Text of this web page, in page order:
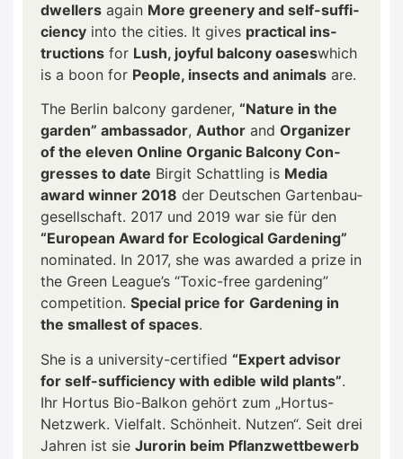
dwel­lers again More gree­n­ery and self-suf­fi­
ci­en­cy into the cities. It gives prac­ti­cal ins­
truc­tions for Lush, joyful bal­c­o­ny oaseswhich
is a boon for Peo­p­le, insects and ani­mals are.
The Ber­lin bal­c­o­ny gar­de­ner, “Natu­re in the
gar­den” ambassa­dor, Aut­hor and Orga­ni­zer
of the ele­ven Online Orga­nic Bal­c­o­ny Con­
gres­ses to date Bir­git Schatt­ling is Media
award win­ner 2018 der Deut­schen Gar­ten­bau­
ge­sell­schaft. 2017 und 2019 war sie für den
“Euro­pean Award for Eco­lo­gi­cal Gar­dening”
nomi­na­ted. In 2017, she was award­ed a pri­ze in
the Green League’s “Toxic-free gar­dening”
com­pe­ti­ti­on. Spe­cial pri­ce for Gar­dening in
the smal­lest of spaces.
She is a uni­ver­si­ty-cer­ti­fied “Expert advi­sor
for self-suf­fi­ci­en­cy with edi­ble wild plants”.
Ihr Hor­tus Bio-Bal­kon gehört zum „Hor­tus-
Netz­werk. Viel­falt. Schön­heit. Nut­zen“. Seit drei
Jah­ren ist sie Juro­rin beim Pflanz­wett­be­werb